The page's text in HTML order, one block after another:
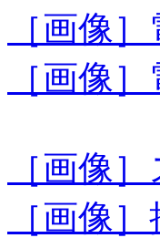
［画像
［画像
［画像
［画像